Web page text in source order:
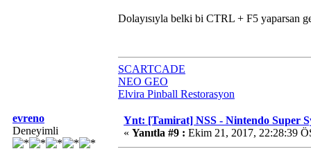
Dolayısıyla belki bi CTRL + F5 yaparsan
SCARTCADE
NEO GEO
Elvira Pinball Restorasyon
evreno
Deneyimli
Ynt: [Tamirat] NSS - Nintendo Super
« Yanıtla #9 : Ekim 21, 2017, 22:28:39